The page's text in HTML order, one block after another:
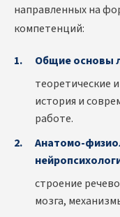
направленных на
компетенций:
Общие основы
теоретические
история и
работе.
Анатомо-
строение
мозга,